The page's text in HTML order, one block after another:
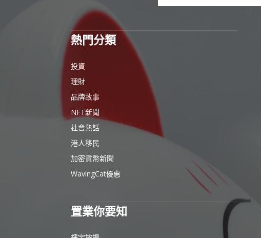
熱門分類
投資
理財
品牌故事
NFT新聞
社會熱話
港人移民
加密貨幣新聞
WavingCat優惠
置業你要知